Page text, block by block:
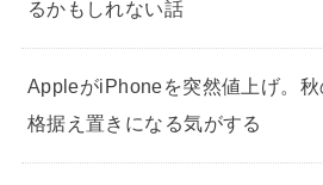
るかもしれない話
AppleがiPhoneを突然値上げ。
格据え置きになる気がする